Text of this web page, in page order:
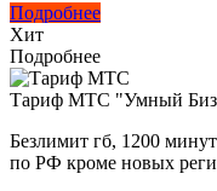
Подробнее
Хит
Подробнее
Тариф МТС "Умный
Безлимит гб, 1200
по РФ кроме новых